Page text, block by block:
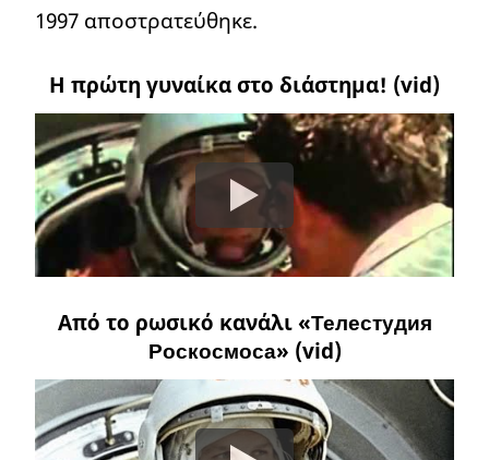
1997 αποστρατεύθηκε.
Η πρώτη γυναίκα στο διάστημα! (vid)
Aπό το ρωσικό κανάλι «Телестудия
Роскосмоса» (vid)